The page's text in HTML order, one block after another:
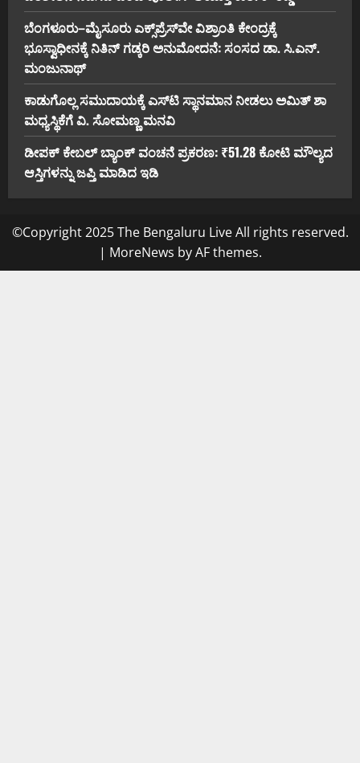
ಬೆಂಗಳೂರು–ಮೈಸೂರು ಎಕ್ಸ್‌ಪ್ರೆಸ್‌ವೇ ವಿಶ್ರಾಂತಿ ಕೇಂದ್ರಕ್ಕೆ
ಭೂಸ್ವಾಧೀನಕ್ಕೆ ನಿತಿನ್ ಗಡ್ಕರಿ ಅನುಮೋದನೆ: ಸಂಸದ ಡಾ. ಸಿ.ಎನ್.
ಮಂಜುನಾಥ್
ಕಾಡುಗೊಲ್ಲ ಸಮುದಾಯಕ್ಕೆ ಎಸ್‌ಟಿ ಸ್ಥಾನಮಾನ ನೀಡಲು ಅಮಿತ್ ಶಾ
ಮಧ್ಯಸ್ಥಿಕೆಗೆ ವಿ. ಸೋಮಣ್ಣ ಮನವಿ
ಡೀಪಕ್ ಕೇಬಲ್ ಬ್ಯಾಂಕ್ ವಂಚನೆ ಪ್ರಕರಣ: ₹51.28 ಕೋಟಿ ಮೌಲ್ಯದ
ಆಸ್ತಿಗಳನ್ನು ಜಪ್ತಿ ಮಾಡಿದ ಇಡಿ
©Copyright 2025 The Bengaluru Live All rights reserved.
| MoreNews by AF themes.